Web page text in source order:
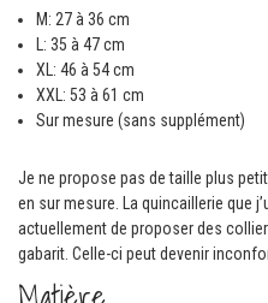
M: 27 à 36 cm
L: 35 à 47 cm
XL: 46 à 54 cm
XXL: 53 à 61 cm
Sur mesure (sans supplément)
Je ne propose pas de taille plus
en sur mesure. La quincaillerie que
actuellement de proposer des
gabarit. Celle-ci peut devenir